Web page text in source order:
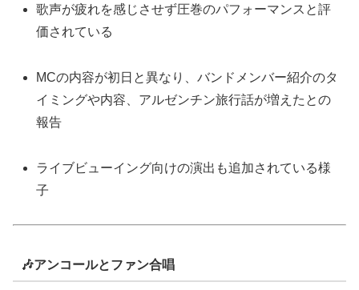
歌声が疲れを感じさせず圧巻のパフォーマンスと評
価されている
MCの内容が初日と異なり、バンドメンバー紹介のタ
イミングや内容、アルゼンチン旅行話が増えたとの
報告
ライブビューイング向けの演出も追加されている様
子
🎶アンコールとファン合唱